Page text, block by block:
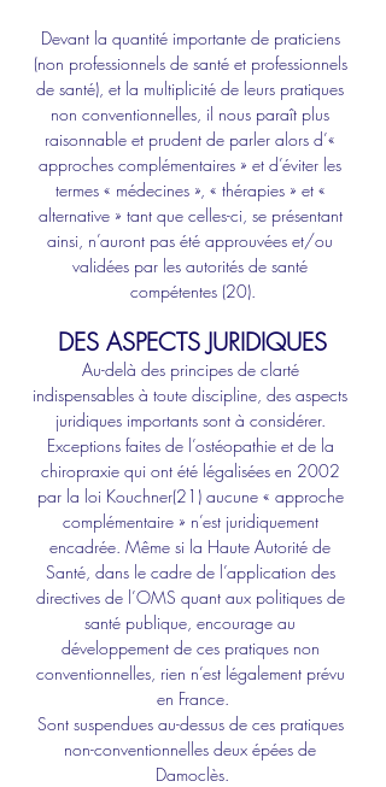
Devant la quantité importante de praticiens
(non professionnels de santé et professionnels
de santé), et la multiplicité de leurs pratiques
non conventionnelles, il nous paraît plus
raisonnable et prudent de parler alors d’«
approches complémentaires » et d’éviter les
termes « médecines », « thérapies » et «
alternative » tant que celles-ci, se présentant
ainsi, n’auront pas été approuvées et/ou
validées par les autorités de santé
compétentes (20).
DES ASPECTS JURIDIQUES
Au-delà des principes de clarté
indispensables à toute discipline, des aspects
juridiques importants sont à considérer.
Exceptions faites de l’ostéopathie et de la
chiropraxie qui ont été légalisées en 2002
par la loi Kouchner(21) aucune « approche
complémentaire » n’est juridiquement
encadrée. Même si la Haute Autorité de
Santé, dans le cadre de l’application des
directives de l’OMS quant aux politiques de
santé publique, encourage au
développement de ces pratiques non
conventionnelles, rien n’est légalement prévu
en France.
Sont suspendues au-dessus de ces pratiques
non-conventionnelles deux épées de
Damoclès.